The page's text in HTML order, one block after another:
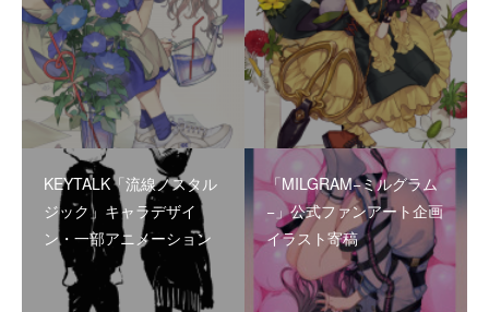
KEYTALK「流線ノスタル
ジック」キャラデザイ
ン・一部アニメーション
「MILGRAM−ミルグラム
−」公式ファンアート企画
イラスト寄稿